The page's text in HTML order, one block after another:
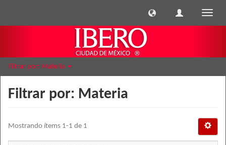
Filtrar por: Materia
Filtrar por: Materia
Mostrando ítems 1-1 de 1